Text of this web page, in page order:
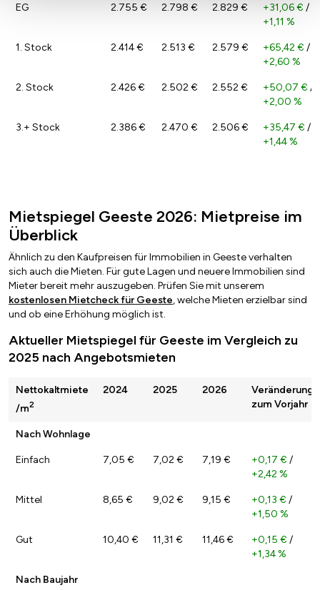
EG 2.755 € 2.798 € 2.829 € +31,06 € /
+1,11 %
1. Stock 2.414 € 2.513 € 2.579 € +65,42 € /
+2,60 %
2. Stock 2.426 € 2.502 € 2.552 € +50,07 € /
+2,00 %
3.+ Stock 2.386 € 2.470 € 2.506 € +35,47 € /
+1,44 %
Mietspiegel Geeste 2026: Mietpreise im
Überblick
Ähnlich zu den Kaufpreisen für Immobilien in Geeste verhalten
sich auch die Mieten. Für gute Lagen und neuere Immobilien sind
Mieter bereit mehr auszugeben. Prüfen Sie mit unserem
kostenlosen Mietcheck für Geeste, welche Mieten erzielbar sind
und ob eine Erhöhung möglich ist.
Aktueller Mietspiegel für Geeste im Vergleich zu
2025 nach Angebotsmieten
Nettokaltmiete
/m2
2024 2025 2026
Veränderung
zum Vorjahr
Nach Wohnlage
Einfach 7,05 € 7,02 € 7,19 € +0,17 € /
+2,42 %
Mittel 8,65 € 9,02 € 9,15 € +0,13 € /
+1,50 %
Gut 10,40 € 11,31 € 11,46 € +0,15 € /
+1,34 %
Nach Baujahr